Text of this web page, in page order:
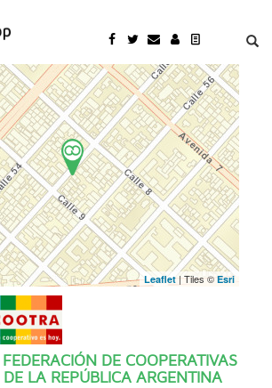
Leaflet| Tiles © Esri
DE COOPERATIVAS
DE LA REPÚBLICA ARGENTINA